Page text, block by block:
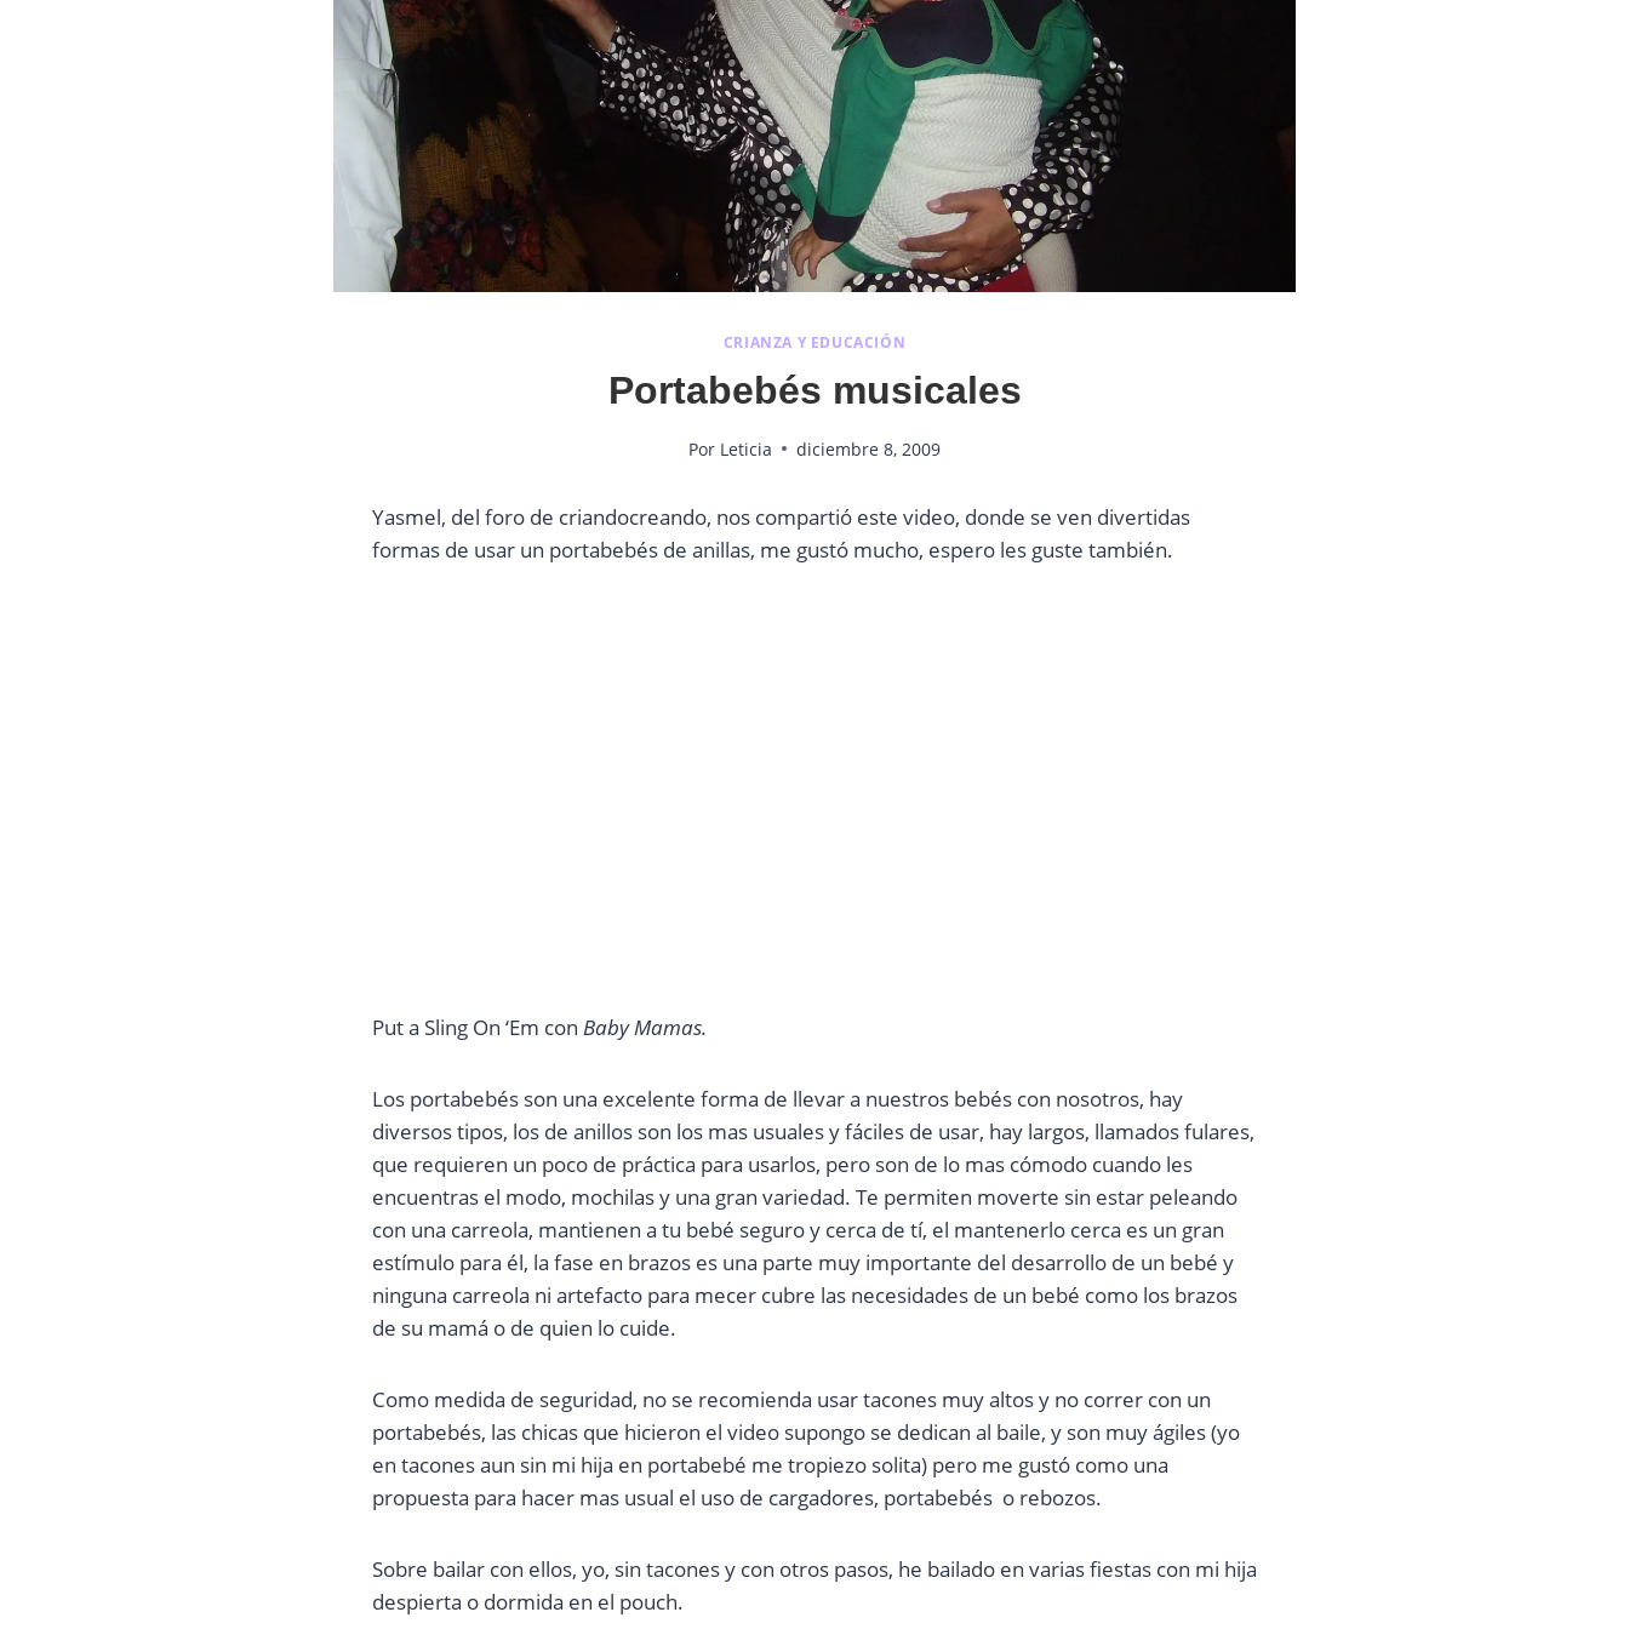
CRIANZA Y EDUCACIÓN
Portabebés musicales
Por Leticia diciembre 8, 2009
Yasmel, del foro de criandocreando, nos compartió este video, donde se ven divertidas
formas de usar un portabebés de anillas, me gustó mucho, espero les guste también.
Put a Sling On ‘Em con Baby Mamas.
Los portabebés son una excelente forma de llevar a nuestros bebés con nosotros, hay
diversos tipos, los de anillos son los mas usuales y fáciles de usar, hay largos, llamados fulares,
que requieren un poco de práctica para usarlos, pero son de lo mas cómodo cuando les
encuentras el modo, mochilas y una gran variedad. Te permiten moverte sin estar peleando
con una carreola, mantienen a tu bebé seguro y cerca de tí, el mantenerlo cerca es un gran
estímulo para él, la fase en brazos es una parte muy importante del desarrollo de un bebé y
ninguna carreola ni artefacto para mecer cubre las necesidades de un bebé como los brazos
de su mamá o de quien lo cuide.
Como medida de seguridad, no se recomienda usar tacones muy altos y no correr con un
portabebés, las chicas que hicieron el video supongo se dedican al baile, y son muy ágiles (yo
en tacones aun sin mi hija en portabebé me tropiezo solita) pero me gustó como una
propuesta para hacer mas usual el uso de cargadores, portabebés o rebozos.
Sobre bailar con ellos, yo, sin tacones y con otros pasos, he bailado en varias fiestas con mi hija
despierta o dormida en el pouch.